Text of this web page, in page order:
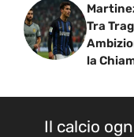
Tra
la
Il calcio